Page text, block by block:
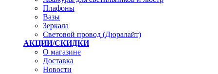
Плафоны
Вазы
Зеркала
Световой провод (Дюралайт)
АКЦИИ/СКИДКИ
О магазине
Доставка
Новости